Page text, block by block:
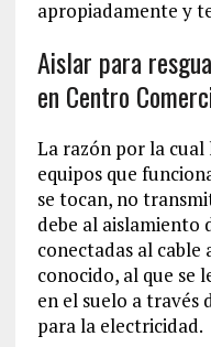
apropiadamente y
Aislar para
en Centro
La razón por la
equipos que
se tocan, no
debe al aislamiento
conectadas al
conocido, al que se
en el suelo a través
para la electricidad.